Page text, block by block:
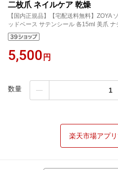
二枚爪 ネイルケア 乾燥
【国内正規品】【宅配送料無料】ZOYA
ッドベース サテンシール 各15ml 美爪
5,500 円
数量
楽天市場アプ